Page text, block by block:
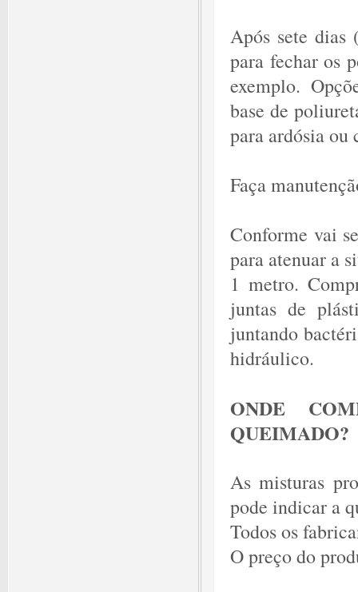
Após sete dias
para fechar os
exemplo.
base de
para ardósia
Faça
Conforme vai
para atenuar a
1 metro.
juntas de
juntando
hidráulico.
ONDE
QUEIMADO?
As misturas
pode indicar a
Todos os
O preço do